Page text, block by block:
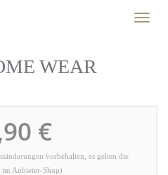
Toggle
WEAR
€
vorbehalten, es gelten die
Anbieter-Shop)